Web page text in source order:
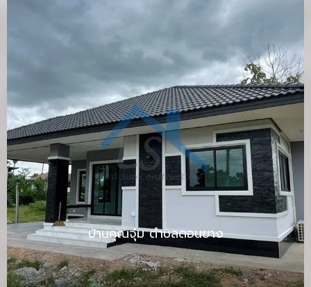
บ้านคุณจุ๋ม ตำบลดอนยาง